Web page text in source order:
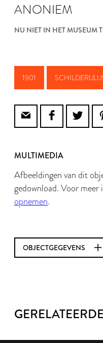
ANONIEM
NU NIET IN HET MUSEUM
1901
MULTIMEDIA
Afbeeldingen van dit
gedownload. Voor
opnemen.
OBJECTGEGEVENS